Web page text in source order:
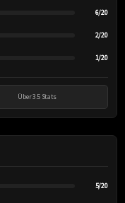
6/20
2/20
1/20
Über 3.5 Stats
5/20